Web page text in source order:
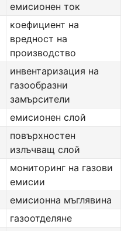
емисионен ток
коефициент на
вредност на
производство
инвентаризация на
газообразни
замърсители
емисионен слой
повърхностен
излъчващ слой
мониторинг на газови
емисии
емисионна мъглявина
газоотделяне